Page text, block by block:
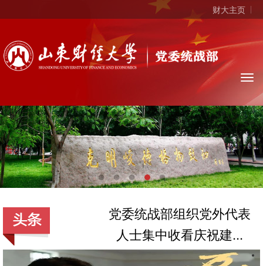
财大主页
党委统战部组织党外代表
人士集中收看庆祝建...